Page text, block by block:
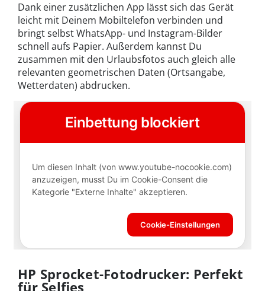
Dank einer zusätzlichen App lässt sich das Gerät
leicht mit Deinem Mobiltelefon verbinden und
bringt selbst WhatsApp- und Instagram-Bilder
schnell aufs Papier. Außerdem kannst Du
zusammen mit den Urlaubsfotos auch gleich alle
relevanten geometrischen Daten (Ortsangabe,
Wetterdaten) abdrucken.
HP Sprocket-Fotodrucker: Perfekt
für Selfies